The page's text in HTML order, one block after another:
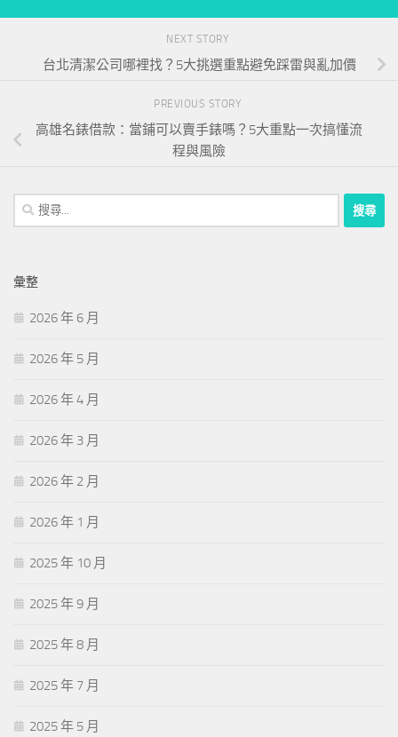
NEXT STORY
台北清潔公司哪裡找？5大挑選重點避免踩雷與亂加價
PREVIOUS STORY
高雄名錶借款：當鋪可以賣手錶嗎？5大重點一次搞懂流
程與風險
搜
尋
字:
彙整
2026 年 6 月
2026 年 5 月
2026 年 4 月
2026 年 3 月
2026 年 2 月
2026 年 1 月
2025 年 10 月
2025 年 9 月
2025 年 8 月
2025 年 7 月
2025 年 5 月